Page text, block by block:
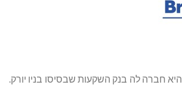
Salomon Brothers היא חברה לה בנק השקעות שבסיסו בניו יורק.